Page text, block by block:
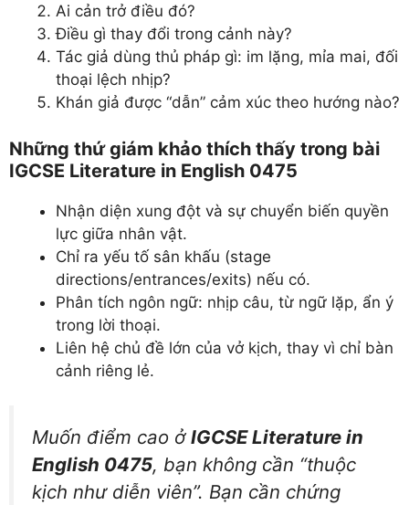
Ai cản trở điều đó?
Điều gì thay đổi trong cảnh này?
Tác giả dùng thủ pháp gì: im lặng, mỉa mai, đối
thoại lệch nhịp?
Khán giả được “dẫn” cảm xúc theo hướng nào?
Những thứ giám khảo thích thấy trong bài
IGCSE Literature in English 0475
Nhận diện xung đột và sự chuyển biến quyền
lực giữa nhân vật.
Chỉ ra yếu tố sân khấu (stage
directions/entrances/exits) nếu có.
Phân tích ngôn ngữ: nhịp câu, từ ngữ lặp, ẩn ý
trong lời thoại.
Liên hệ chủ đề lớn của vở kịch, thay vì chỉ bàn
cảnh riêng lẻ.
Muốn điểm cao ở IGCSE Literature in
English 0475, bạn không cần “thuộc
kịch như diễn viên”. Bạn cần chứng